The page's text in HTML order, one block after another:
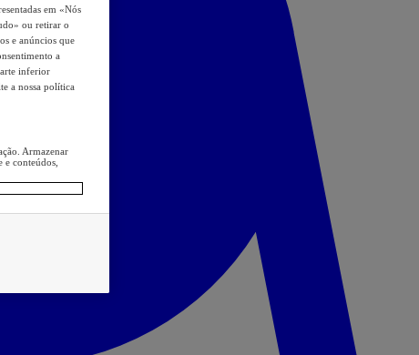
em «Nós
ou retirar o
e anúncios que
a
inferior
a nossa política
Armazenar
conteúdos,